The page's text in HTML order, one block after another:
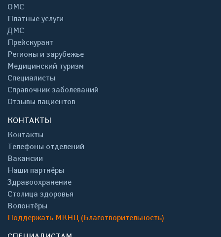
ОМС
Платные услуги
ДМС
Прейскурант
Регионы и зарубежье
Медицинский туризм
Специалисты
Справочник заболеваний
Отзывы пациентов
КОНТАКТЫ
Контакты
Телефоны отделений
Вакансии
Наши партнёры
Здравоохранение
Столица здоровья
Волонтёры
Поддержать МКНЦ (Благотворительность)